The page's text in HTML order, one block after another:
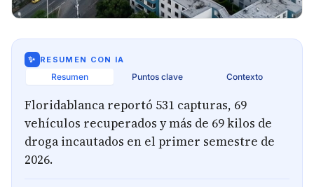
✨ RESUMEN CON IA
Resumen Puntos clave Contexto
Floridablanca reportó 531 capturas, 69
vehículos recuperados y más de 69 kilos de
droga incautados en el primer semestre de
2026.